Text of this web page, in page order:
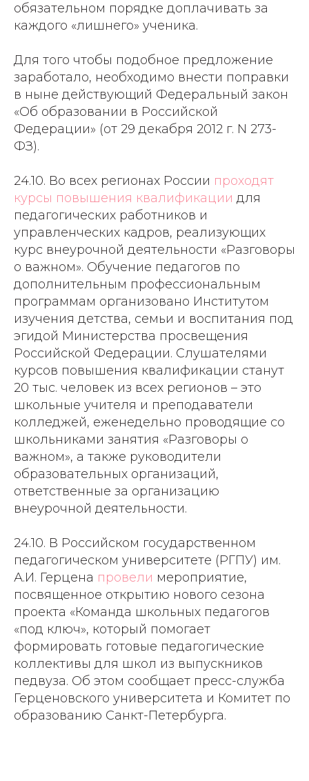
обязательном порядке доплачивать за
каждого «лишнего» ученика.
Для того чтобы подобное предложение
заработало, необходимо внести поправки
в ныне действующий Федеральный закон
«Об образовании в Российской
Федерации» (от 29 декабря 2012 г. N 273-
ФЗ).
24.10. Во всех регионах России проходят
курсы повышения квалификации для
педагогических работников и
управленческих кадров, реализующих
курс внеурочной деятельности «Разговоры
о важном». Обучение педагогов по
дополнительным профессиональным
программам организовано Институтом
изучения детства, семьи и воспитания под
эгидой Министерства просвещения
Российской Федерации. Слушателями
курсов повышения квалификации станут
20 тыс. человек из всех регионов – это
школьные учителя и преподаватели
колледжей, еженедельно проводящие со
школьниками занятия «Разговоры о
важном», а также руководители
образовательных организаций,
ответственные за организацию
внеурочной деятельности.
24.10. В Российском государственном
педагогическом университете (РГПУ) им.
А.И. Герцена провели мероприятие,
посвященное открытию нового сезона
проекта «Команда школьных педагогов
«под ключ», который помогает
формировать готовые педагогические
коллективы для школ из выпускников
педвуза. Об этом сообщает пресс-служба
Герценовского университета и Комитет по
образованию Санкт-Петербурга.